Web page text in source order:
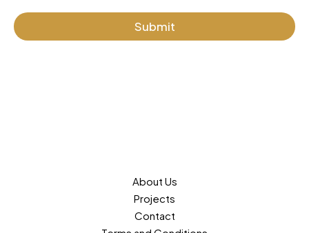
l
*
Submit
About Us
Projects
Contact